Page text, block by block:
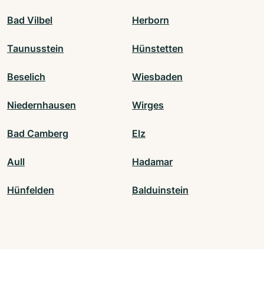
Bad Vilbel Herborn
Taunusstein Hünstetten
Beselich Wiesbaden
Niedernhausen Wirges
Bad Camberg Elz
Aull Hadamar
Hünfelden Balduinstein